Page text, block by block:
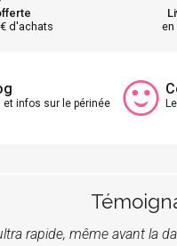
d'achats
en
et infos sur le périnée
rapide, même avant la